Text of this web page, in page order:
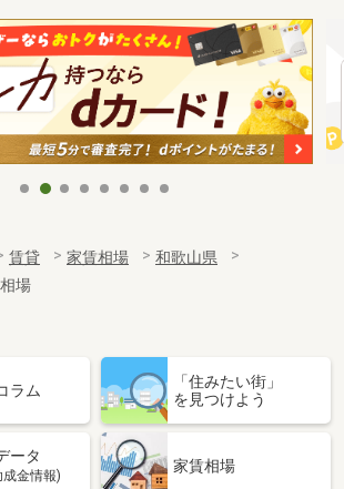
賃貸 家賃相場
和歌山県
場
ラム
「住みたい街」
を見つけよう
ータ
金情報)
家賃相場